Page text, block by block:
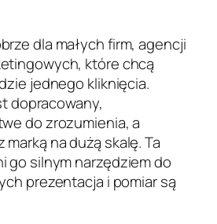
dla małych firm, agencji
które chcą
jednego kliknięcia.
dopracowany,
do zrozumienia, a
na dużą skalę. Ta
go silnym narzędziem do
prezentacja i pomiar są